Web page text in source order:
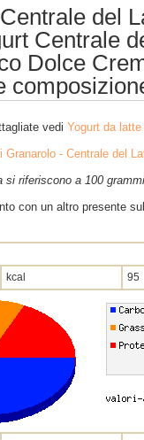
del
Centrale
Dolce
vedi Yogurt da latte
Granarolo - Centrale del
si riferiscono a 100
con un altro presente
kcal 95